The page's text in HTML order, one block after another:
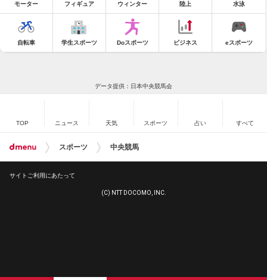
モーター フィギュア ウィンター 陸上 水泳
自転車 学生スポーツ Doスポーツ ビジネス eスポーツ
データ提供：日本中央競馬会
TOP ニュース 天気 スポーツ 占い すべて
スポーツ 中央競馬
サイトご利用にあたって
(C) NTT DOCOMO, INC.